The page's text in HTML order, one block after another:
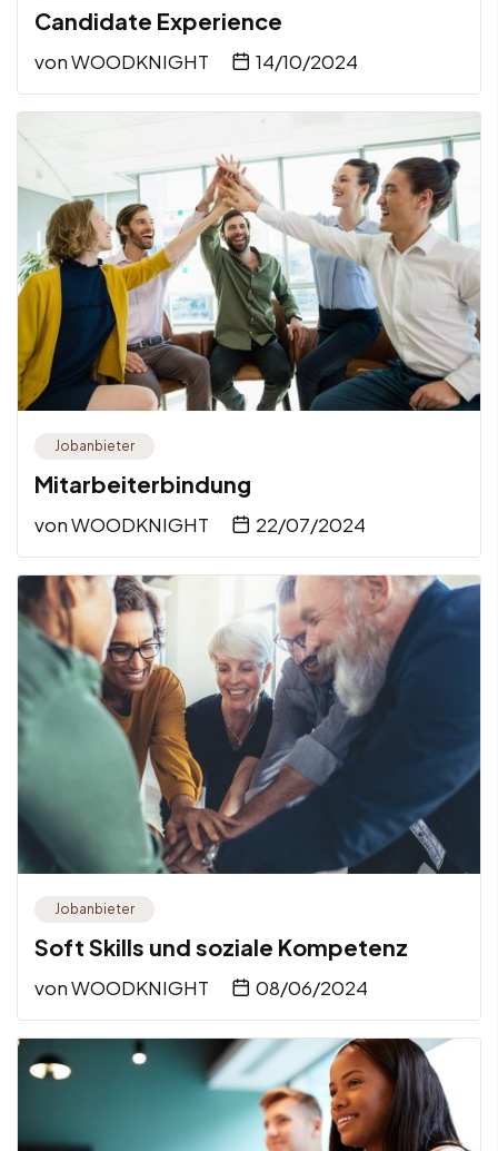
Candidate Experience
vonWOODKNIGHT 14/10/2024
Jobanbieter
Mitarbeiterbindung
vonWOODKNIGHT 22/07/2024
Jobanbieter
Soft Skills und soziale Kompetenz
vonWOODKNIGHT 08/06/2024